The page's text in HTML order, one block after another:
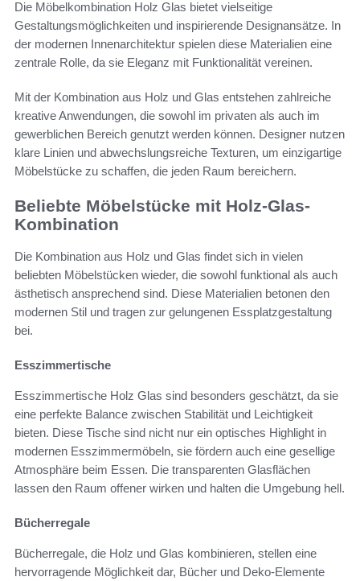
Die Möbelkombination Holz Glas bietet vielseitige
Gestaltungsmöglichkeiten und inspirierende Designansätze. In
der modernen Innenarchitektur spielen diese Materialien eine
zentrale Rolle, da sie Eleganz mit Funktionalität vereinen.
Mit der Kombination aus Holz und Glas entstehen zahlreiche
kreative Anwendungen, die sowohl im privaten als auch im
gewerblichen Bereich genutzt werden können. Designer nutzen
klare Linien und abwechslungsreiche Texturen, um einzigartige
Möbelstücke zu schaffen, die jeden Raum bereichern.
Beliebte Möbelstücke mit Holz-Glas-
Kombination
Die Kombination aus Holz und Glas findet sich in vielen
beliebten Möbelstücken wieder, die sowohl funktional als auch
ästhetisch ansprechend sind. Diese Materialien betonen den
modernen Stil und tragen zur gelungenen Essplatzgestaltung
bei.
Esszimmertische
Esszimmertische Holz Glas sind besonders geschätzt, da sie
eine perfekte Balance zwischen Stabilität und Leichtigkeit
bieten. Diese Tische sind nicht nur ein optisches Highlight in
modernen Esszimmermöbeln, sie fördern auch eine gesellige
Atmosphäre beim Essen. Die transparenten Glasflächen
lassen den Raum offener wirken und halten die Umgebung hell.
Bücherregale
Bücherregale, die Holz und Glas kombinieren, stellen eine
hervorragende Möglichkeit dar, Bücher und Deko-Elemente